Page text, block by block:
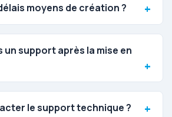
moyens de création ?
support après la mise en
le support technique ?